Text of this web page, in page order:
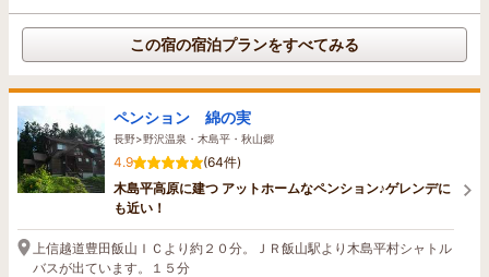
この宿の宿泊プランをすべてみる
ペンション 綿の実
長野>野沢温泉・木島平・秋山郷
4.9
(64件)
木島平高原に建つ アットホームなペンション♪ゲレンデに
も近い！
上信越道豊田飯山ＩＣより約２０分。ＪＲ飯山駅より木島平村シャトル
バスが出ています。１５分